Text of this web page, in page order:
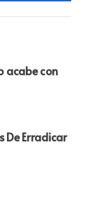
acabe con
De Erradicar